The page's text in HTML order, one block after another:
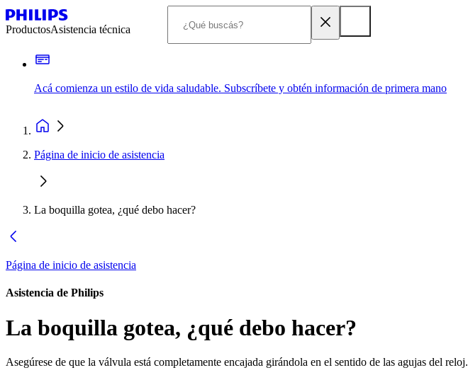
ProductosAsistencia técnica
Acá comienza un estilo de vida saludable. Subscríbete y obtén información de primera mano
Página de inicio de asistencia
La boquilla gotea, ¿qué debo hacer?
Página de inicio de asistencia
Asistencia de Philips
La boquilla gotea, ¿qué debo hacer?
Asegúrese de que la válvula está completamente encajada girándola en el sentido de las agujas del reloj.